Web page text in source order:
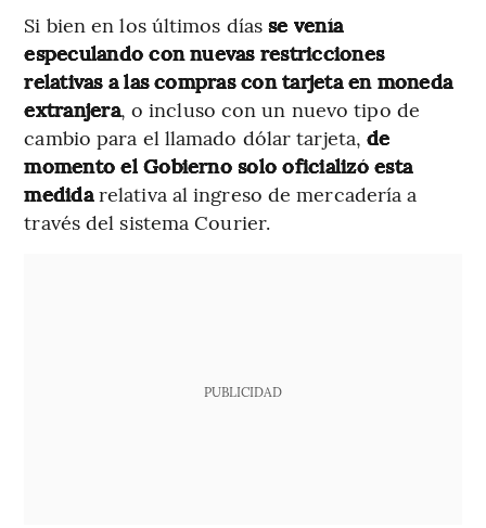
Si bien en los últimos díasse venía
especulando con nuevas restricciones
relativas a las compras con tarjeta en moneda
extranjera, o incluso con un nuevo tipo de
cambio para el llamado dólar tarjeta,de
momento el Gobierno solo oficializó esta
medidarelativa al ingreso de mercadería a
través del sistema Courier.
PUBLICIDAD